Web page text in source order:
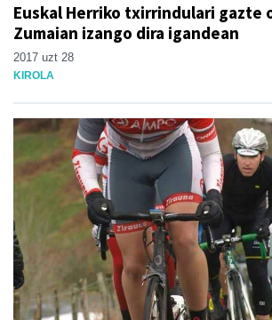
Euskal Herriko txirrindulari gazte
Zumaian izango dira igandean
2017 uzt 28
KIROLA